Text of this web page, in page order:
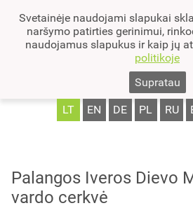
Svetainėje naudojami slapukai
naršymo patirties gerinimui,
naudojamus slapukus ir kaip jų
politikoje
Supratau
LT EN DE PL RU
Palangos Iveros Dievo
vardo cerkvė